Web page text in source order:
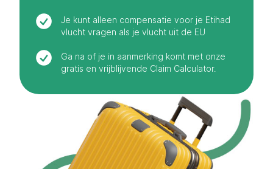
Je kunt alleen compensatie voor je Etihad
vlucht vragen als je vlucht uit de EU
Ga na of je in aanmerking komt met onze
gratis en vrijblijvende Claim Calculator.